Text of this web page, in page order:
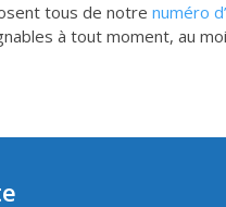
tous de notre numéro
à tout moment, au